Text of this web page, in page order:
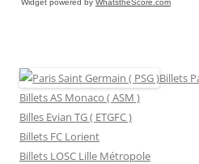
Widget powered by WhatstheScore.com
Billets
Billets AS Monaco ( ASM )
Billes Evian TG ( ETGFC )
Billets FC Lorient
Billets LOSC Lille Métropole